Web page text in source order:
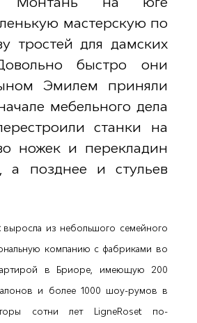
мастерскую по
тростей для дамских
быстро они
Эмилем приняли
мебельного дела
станки на
ножек и перекладин
а позднее и стульев
выросла из небольшого семейного
компанию с фабриками во
в Бриоре, имеющую 200
и более 1000 шоу-румов в
сотни лет LigneRoset по-